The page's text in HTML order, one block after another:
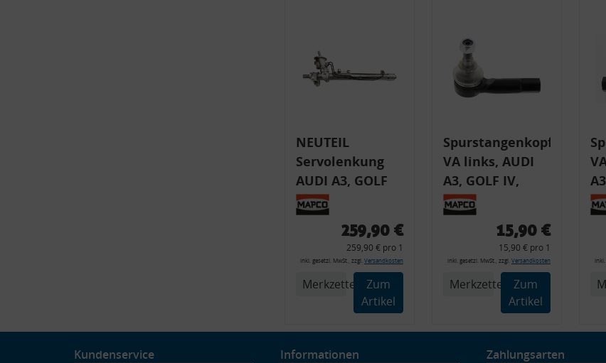
NEUTEIL
Servolenkung
AUDI A3, GOLF
IV, BORA, NEW
B, AUDI, SEAT,
SKODA, VW259,90 €
259,90 € pro 1
inkl. gesetzl. MwSt., zzgl. Versandkosten
Merkzettel
Zum
Artikel
Spurstangenkopf
VA links, AUDI
A3, GOLF IV,
SKODA , AUDI,
SEAT, SKODA,
15,90 €
15,90 € pro 1
inkl. gesetzl. MwSt., zzgl. Versandkosten
Merkzettel
Zum
Artikel
Kundenservice Informationen Zahlungsarten
Entwicklung und Verbesserung der Angebote
Verwendung reduzierter Daten zur Auswahl von Inhalten
Besondere Features:
Verwendung genauer Standortdaten